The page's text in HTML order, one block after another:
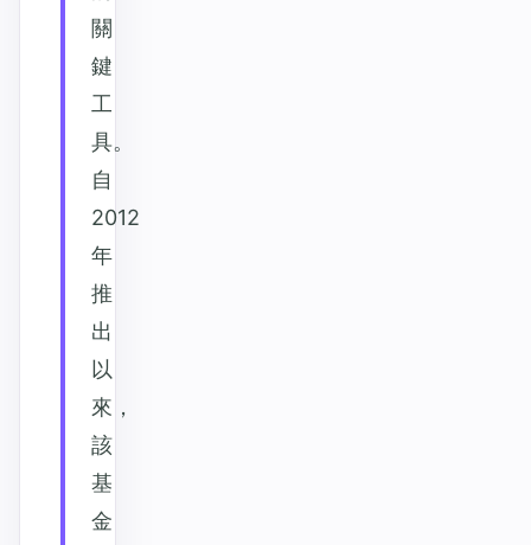
關
鍵
工
具。
自
2012
年
推
出
以
來，
該
基
金